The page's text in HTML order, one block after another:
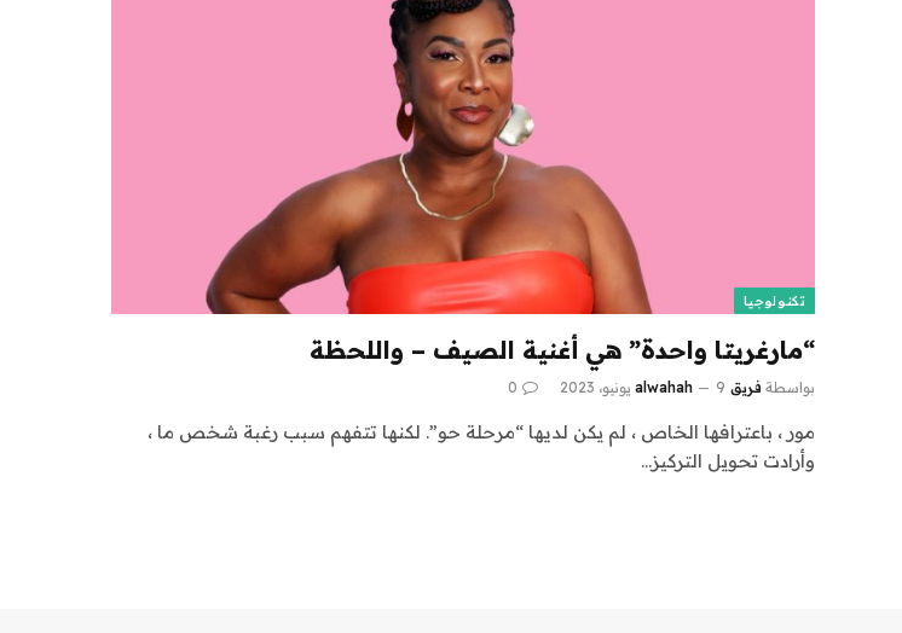
تكنولوجيا
“مارغريتا واحدة” هي أغنية الصيف – واللحظة
بواسطة فريق alwahah 9 يونيو، 2023 0
مور ، باعترافها الخاص ، لم يكن لديها “مرحلة حو”. لكنها تتفهم سبب رغبة شخص ما ،
وأرادت تحويل التركيز…